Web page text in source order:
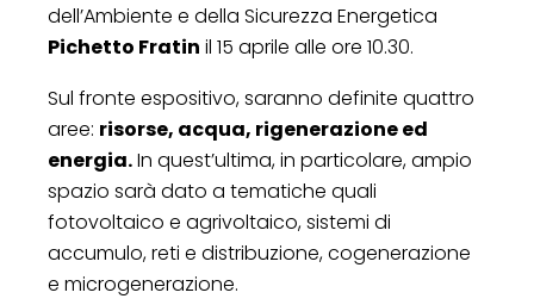
dell’Ambiente e della Sicurezza Energetica
Pichetto Fratin il 15 aprile alle ore 10.30.
Sul fronte espositivo, saranno definite quattro
aree: risorse, acqua, rigenerazione ed
energia.In quest’ultima, in particolare, ampio
spazio sarà dato a tematiche quali
fotovoltaico e agrivoltaico, sistemi di
accumulo, reti e distribuzione, cogenerazione
e microgenerazione.